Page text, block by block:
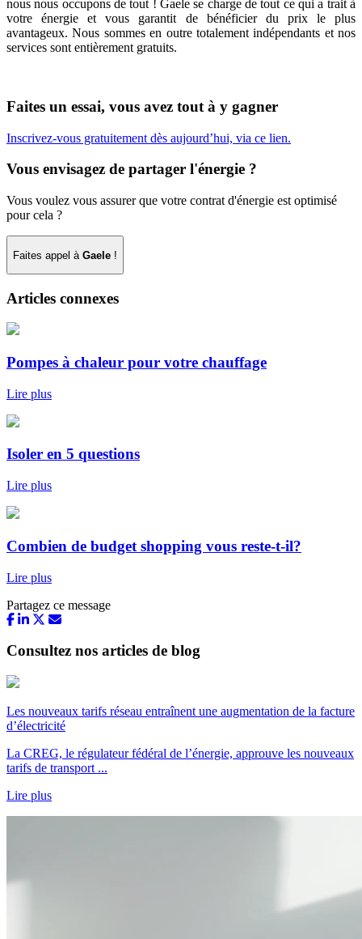
nous nous occupons de tout ! Gaele se charge de tout ce qui a trait à
votre énergie et vous garantit de bénéficier du prix le plus
avantageux. Nous sommes en outre totalement indépendants et nos
services sont entièrement gratuits.
Faites un essai, vous avez tout à y gagner
Inscrivez-vous gratuitement dès aujourd’hui, via ce lien.
Vous envisagez de partager l'énergie ?
Vous voulez vous assurer que votre contrat d'énergie est optimisé
pour cela ?
Faites appel à Gaele !
Articles connexes
Pompes à chaleur pour votre chauffage
Lire plus
Isoler en 5 questions
Lire plus
Combien de budget shopping vous reste-t-il?
Lire plus
Partagez ce message
Consultez nos articles de blog
Les nouveaux tarifs réseau entraînent une augmentation de la facture
d’électricité
La CREG, le régulateur fédéral de l’énergie, approuve les nouveaux
tarifs de transport ...
Lire plus